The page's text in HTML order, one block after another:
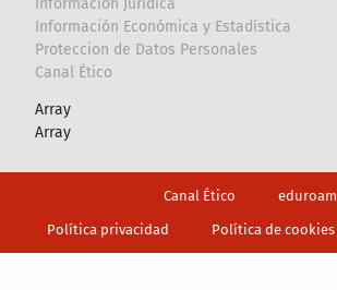
Información Económica y Estadística
Proteccion de Datos Personales
Canal Ético
Array
Array
Canal Ético eduroam
Política privacidad Política de cookies